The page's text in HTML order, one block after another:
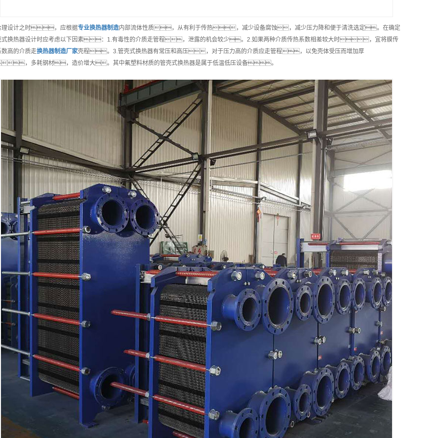
理设计之时，应根据专业换热器制造内部流体性质，从有利于传热，减少设备腐蚀，减少压力降和便于清洗选定。在确定
式换热器设计时应考虑以下因素：1.有毒性的介质走管程，泄露的机会较少。2.如果两种介质传热系数相差较大时，宜将膜传
数高的介质走换热器制造厂家壳程。3.管壳式换热器有常压和高压，对于压力高的介质应走管程，以免壳体受压而增加厚
，多耗钢材，造价增大。其中氟塑料材质的管壳式换热器是属于低温低压设备。